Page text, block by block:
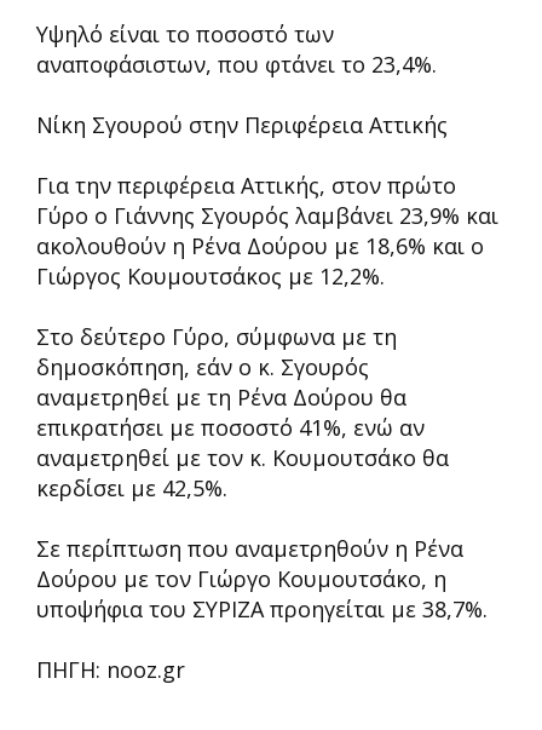
Υψηλό είναι το ποσοστό των
αναποφάσιστων, που φτάνει το 23,4%.
Νίκη Σγουρού στην Περιφέρεια Αττικής
Για την περιφέρεια Αττικής, στον πρώτο
Γύρο ο Γιάννης Σγουρός λαμβάνει 23,9% και
ακολουθούν η Ρένα Δούρου με 18,6% και ο
Γιώργος Κουμουτσάκος με 12,2%.
Στο δεύτερο Γύρο, σύμφωνα με τη
δημοσκόπηση, εάν ο κ. Σγουρός
αναμετρηθεί με τη Ρένα Δούρου θα
επικρατήσει με ποσοστό 41%, ενώ αν
αναμετρηθεί με τον κ. Κουμουτσάκο θα
κερδίσει με 42,5%.
Σε περίπτωση που αναμετρηθούν η Ρένα
Δούρου με τον Γιώργο Κουμουτσάκο, η
υποψήφια του ΣΥΡΙΖΑ προηγείται με 38,7%.
ΠΗΓΗ: nooz.gr